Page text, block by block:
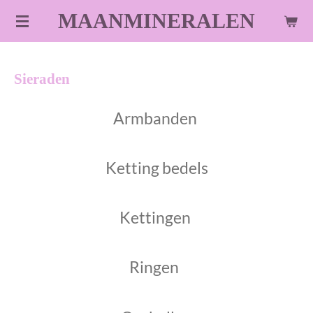
Ga
direct
hoofdinhoud
MAANMINERALEN
Sieraden
Armbanden
Ketting bedels
Kettingen
Ringen